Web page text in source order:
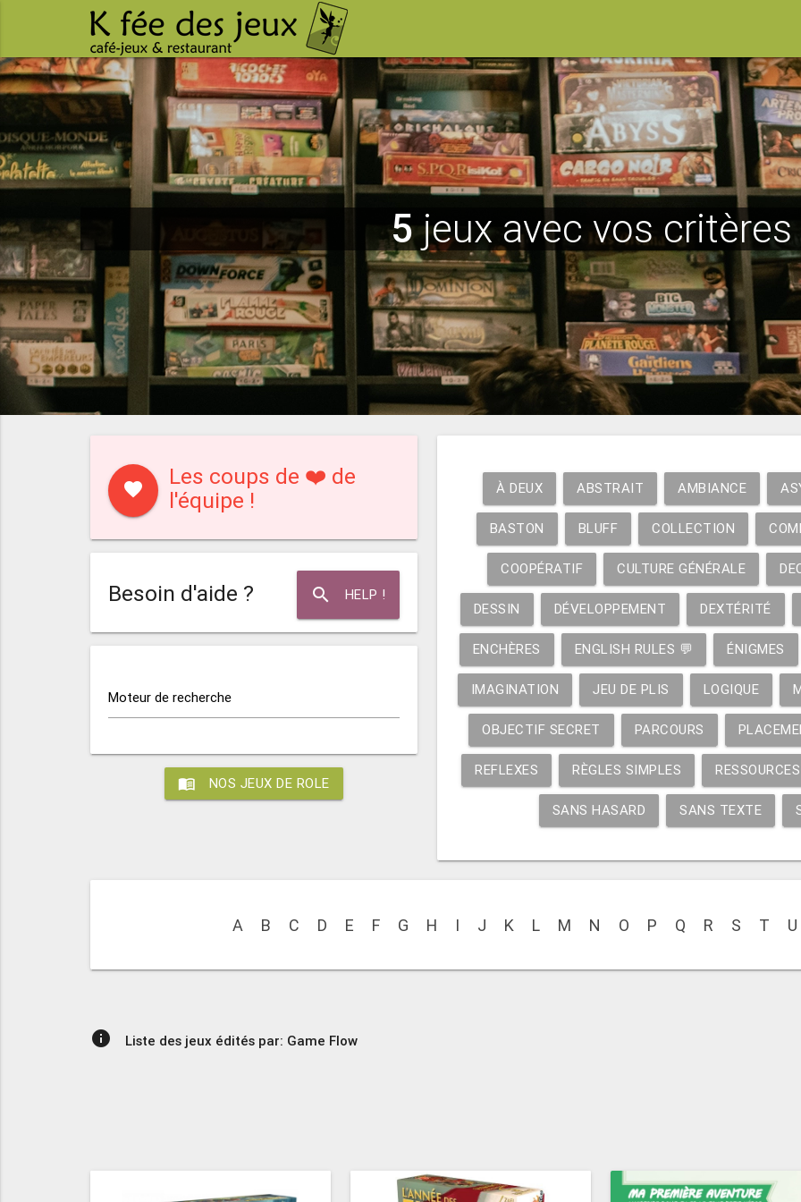
5jeux avec vos critères
favorite
Les coups de ❤️ de
l'équipe !
search HELP !
Besoin d'aide ?
Moteur de recherche
menu_book NOS JEUX DE ROLE
À DEUX ABSTRAIT AMBIANCE
BASTON BLUFF COLLECTION
COOPÉRATIF CULTURE GÉNÉRALE
DESSIN DÉVELOPPEMENT DEXTÉRITÉ
ENCHÈRES ENGLISH RULES 💬 ÉNIGMES
IMAGINATION JEU DE PLIS LOGIQUE
OBJECTIF SECRET PARCOURS
REFLEXES RÈGLES SIMPLES RESSOURCES
SANS HASARD SANS TEXTE
A B C D E F G H I J K L M N O P Q R S T U
info Liste des jeux édités par: Game Flow